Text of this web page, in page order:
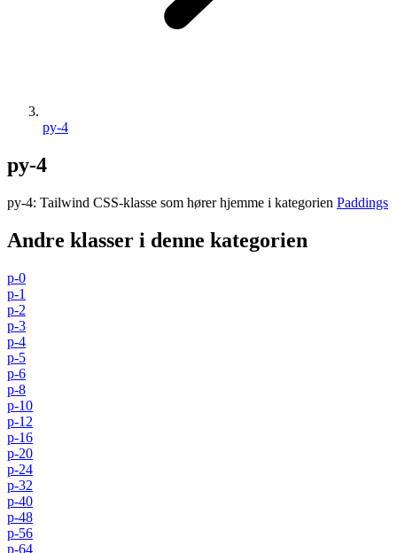
py-4
py-4
py-4: Tailwind CSS-klasse som hører hjemme i kategorien Paddings
Andre klasser i denne kategorien
p-0
p-1
p-2
p-3
p-4
p-5
p-6
p-8
p-10
p-12
p-16
p-20
p-24
p-32
p-40
p-48
p-56
p-64